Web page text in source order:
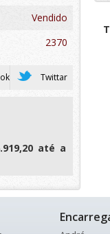
Vendido
2370
Twittar
até a